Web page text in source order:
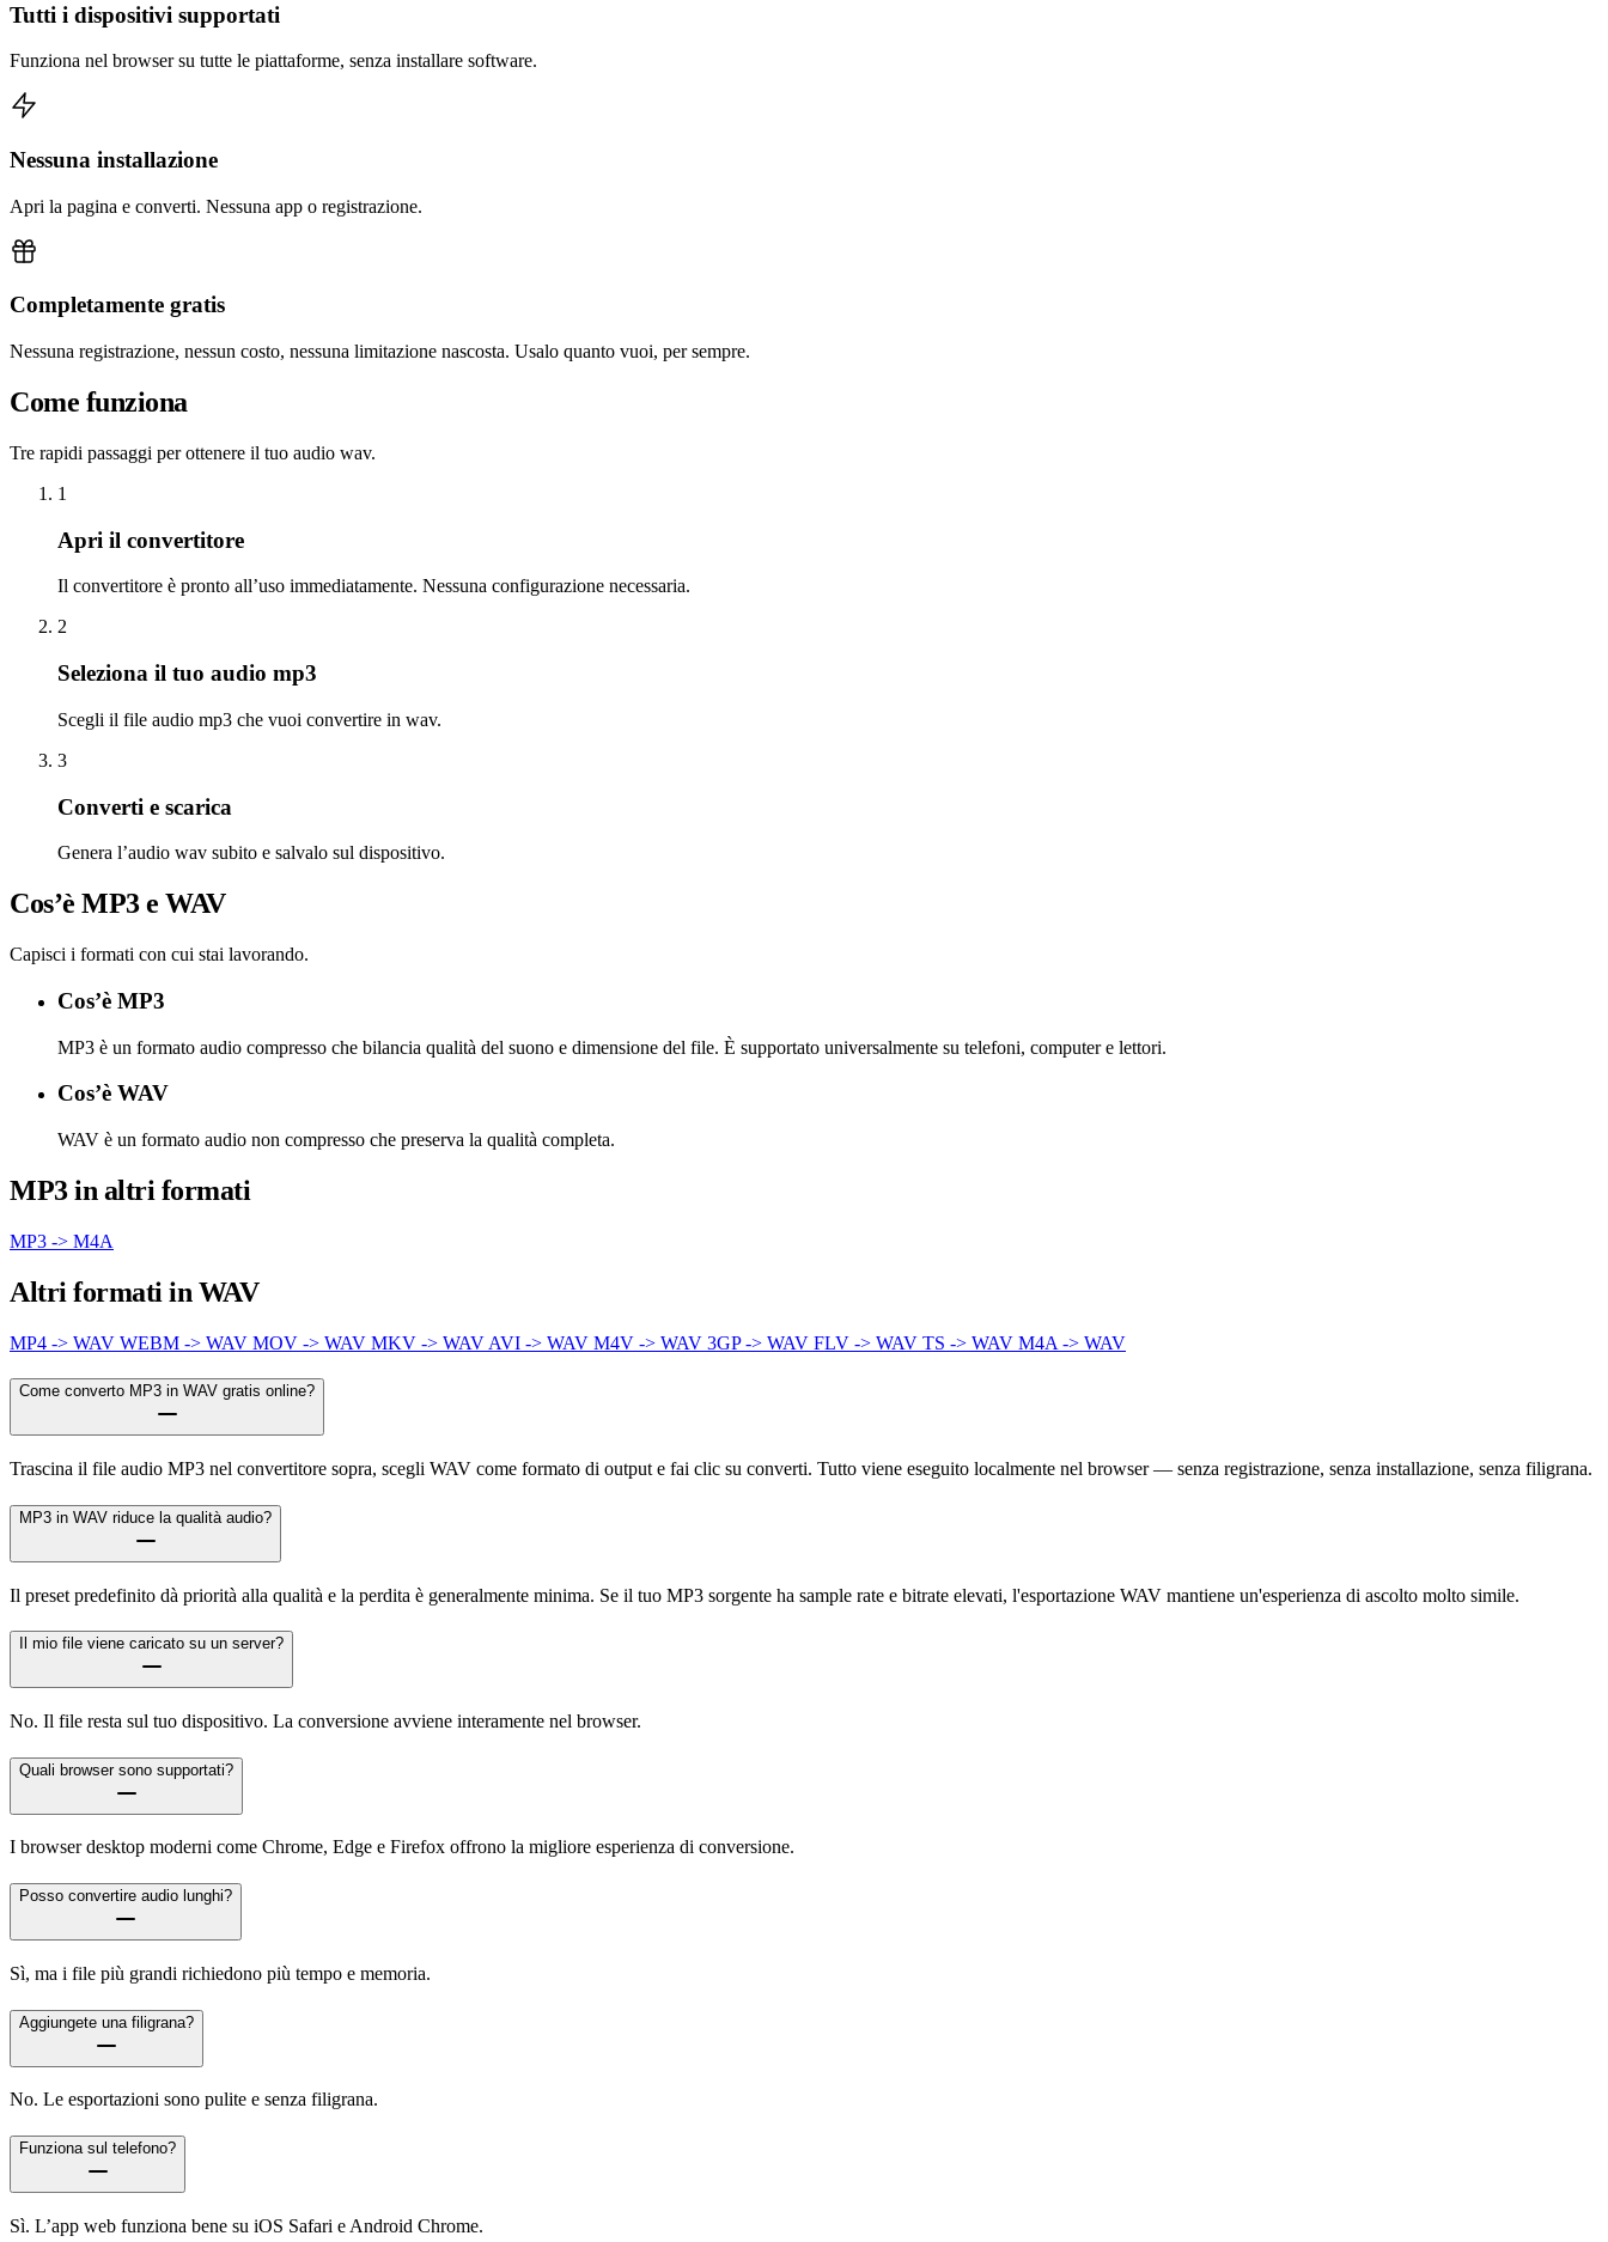
Tutti i dispositivi supportati
Funziona nel browser su tutte le piattaforme, senza installare software.
Nessuna installazione
Apri la pagina e converti. Nessuna app o registrazione.
Completamente gratis
Nessuna registrazione, nessun costo, nessuna limitazione nascosta. Usalo quanto vuoi, per sempre.
Come funziona
Tre rapidi passaggi per ottenere il tuo audio wav.
1
Apri il convertitore
Il convertitore è pronto all’uso immediatamente. Nessuna configurazione necessaria.
2
Seleziona il tuo audio mp3
Scegli il file audio mp3 che vuoi convertire in wav.
3
Converti e scarica
Genera l’audio wav subito e salvalo sul dispositivo.
Cos’è MP3 e WAV
Capisci i formati con cui stai lavorando.
Cos’è MP3
MP3 è un formato audio compresso che bilancia qualità del suono e dimensione del file. È supportato universalmente su telefoni, computer e lettori.
Cos’è WAV
WAV è un formato audio non compresso che preserva la qualità completa.
MP3 in altri formati
MP3 -> M4A
Altri formati in WAV
MP4 -> WAV WEBM -> WAV MOV -> WAV MKV -> WAV AVI -> WAV M4V -> WAV 3GP -> WAV FLV -> WAV TS -> WAV M4A -> WAV
Come converto MP3 in WAV gratis online?
Trascina il file audio MP3 nel convertitore sopra, scegli WAV come formato di output e fai clic su converti. Tutto viene eseguito localmente nel browser — senza registrazione, senza installazione, senza filigrana.
MP3 in WAV riduce la qualità audio?
Il preset predefinito dà priorità alla qualità e la perdita è generalmente minima. Se il tuo MP3 sorgente ha sample rate e bitrate elevati, l'esportazione WAV mantiene un'esperienza di ascolto molto simile.
Il mio file viene caricato su un server?
No. Il file resta sul tuo dispositivo. La conversione avviene interamente nel browser.
Quali browser sono supportati?
I browser desktop moderni come Chrome, Edge e Firefox offrono la migliore esperienza di conversione.
Posso convertire audio lunghi?
Sì, ma i file più grandi richiedono più tempo e memoria.
Aggiungete una filigrana?
No. Le esportazioni sono pulite e senza filigrana.
Funziona sul telefono?
Sì. L’app web funziona bene su iOS Safari e Android Chrome.